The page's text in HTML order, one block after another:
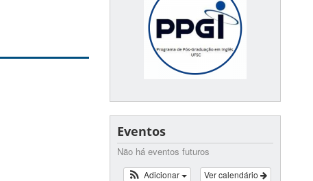
Eventos
Não há eventos futuros
Ver calendário
Adicionar